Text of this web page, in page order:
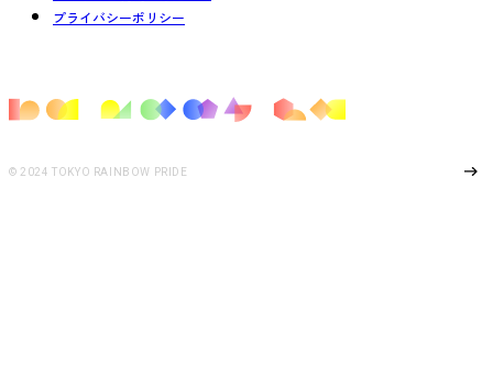
プライバシーポリシー
© 2024 TOKYO RAINBOW PRIDE